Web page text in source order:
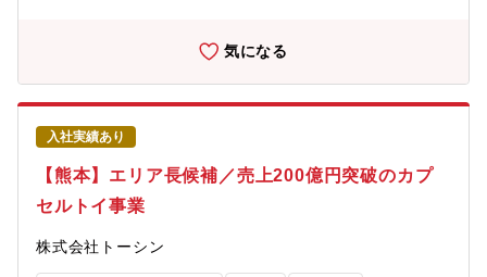
気になる
入社実績あり
【熊本】エリア長候補／売上200億円突破のカプ
セルトイ事業
株式会社トーシン